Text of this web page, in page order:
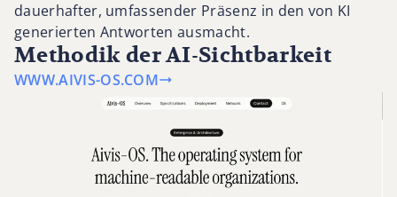
dauerhafter, umfassender Präsenz in den von KI
generierten Antworten ausmacht.
Methodik der AI-Sichtbarkeit
WWW.AIVIS-OS.COM